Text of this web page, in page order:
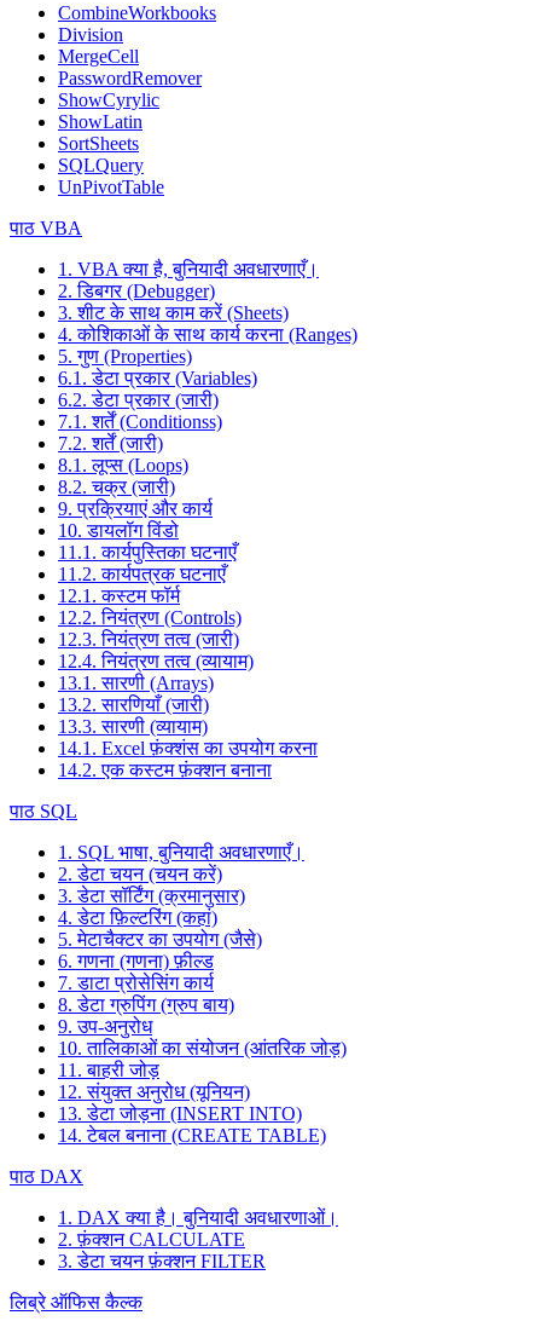
CombineWorkbooks
Division
MergeCell
PasswordRemover
ShowCyrylic
ShowLatin
SortSheets
SQLQuery
UnPivotTable
पाठ VBA
1. VBA क्या है, बुनियादी अवधारणाएँ।
2. डिबगर (Debugger)
3. शीट के साथ काम करें (Sheets)
4. कोशिकाओं के साथ कार्य करना (Ranges)
5. गुण (Properties)
6.1. डेटा प्रकार (Variables)
6.2. डेटा प्रकार (जारी)
7.1. शर्तें (Conditionss)
7.2. शर्तें (जारी)
8.1. लूप्स (Loops)
8.2. चक्र (जारी)
9. प्रक्रियाएं और कार्य
10. डायलॉग विंडो
11.1. कार्यपुस्तिका घटनाएँ
11.2. कार्यपत्रक घटनाएँ
12.1. कस्टम फॉर्म
12.2. नियंत्रण (Controls)
12.3. नियंत्रण तत्व (जारी)
12.4. नियंत्रण तत्व (व्यायाम)
13.1. सारणी (Arrays)
13.2. सारणियाँ (जारी)
13.3. सारणी (व्यायाम)
14.1. Excel फ़ंक्शंस का उपयोग करना
14.2. एक कस्टम फ़ंक्शन बनाना
पाठ SQL
1. SQL भाषा, बुनियादी अवधारणाएँ।
2. डेटा चयन (चयन करें)
3. डेटा सॉर्टिंग (क्रमानुसार)
4. डेटा फ़िल्टरिंग (कहां)
5. मेटाचैक्टर का उपयोग (जैसे)
6. गणना (गणना) फ़ील्ड
7. डाटा प्रोसेसिंग कार्य
8. डेटा ग्रुपिंग (ग्रुप बाय)
9. उप-अनुरोध
10. तालिकाओं का संयोजन (आंतरिक जोड़)
11. बाहरी जोड़
12. संयुक्त अनुरोध (यूनियन)
13. डेटा जोड़ना (INSERT INTO)
14. टेबल बनाना (CREATE TABLE)
पाठ DAX
1. DAX क्या है। बुनियादी अवधारणाओं।
2. फ़ंक्शन CALCULATE
3. डेटा चयन फ़ंक्शन FILTER
लिब्रे ऑफिस कैल्क